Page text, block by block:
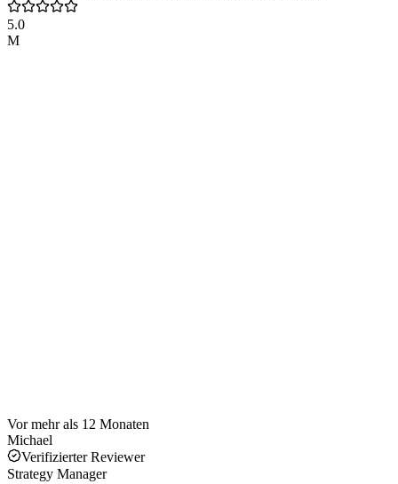
5.0
M
Vor mehr als 12 Monaten
Michael
Verifizierter Reviewer
Strategy Manager